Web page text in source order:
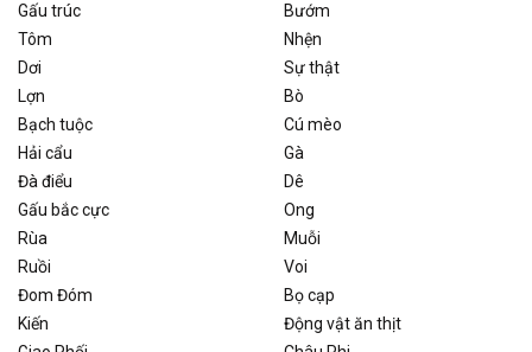
Gấu trúc
Bướm
Tôm
Nhện
Dơi
Sự thật
Lợn
Bò
Bạch tuộc
Cú mèo
Hải cẩu
Gà
Đà điểu
Dê
Gấu bắc cực
Ong
Rùa
Muỗi
Ruồi
Voi
Đom Đóm
Bọ cạp
Kiến
Động vật ăn thịt